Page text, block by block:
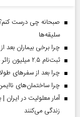
سلیقه‌ها
چرا برخی بیماران بعد از
ثبت‌نام ۲.۵ میلیون زائر در سماح | عبور ۱.۷ میلیون نفر از مرز‌های اربعین
چرا بعد از سفرهای
چرا ساختمان‌های
زندگی می‌کنند